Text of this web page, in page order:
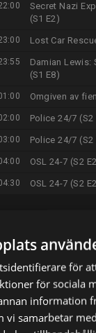
Secret Nazi
(S1 E2)
Lost Car
Damian Lewis:
(S1 E8)
Omgiven av
Police 24/7 (S2
Police 24/7 (S2
OSL 24-7 (S2
OSL 24-7 (S2
The Curse of
(S8 E20)
Guldjägarna i
(S7 E12)
för
för sociala
information
vi samarbetar